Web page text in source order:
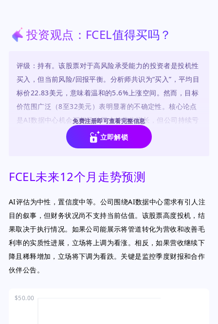
投资观点：FCEL值得买吗？
评级：持有。该股票对于高风险承受能力的投资者是投机性
买入，但当前风险/回报平衡。分析师共识为“买入”，平均目
标价22.83美元，意味着温和的5.6%上涨空间。然而，目标
价范围广泛（8至32美元）表明显著的不确定性。核心论点
是AI数据中心机会可能推动巨大的营收增长，但公司持续亏
损和稀释是主要担忧。
免费注册即可查看完整信息
立即解锁
FCEL未来12个月走势预测
AI评估为中性，置信度中等。公司围绕AI数据中心需求有引人注
目的叙事，但财务状况尚不支持当前估值。该股票高度投机，结
果取决于执行情况。如果公司能展示将管道转化为营收和改善毛
利率的实质性进展，立场将上调为看涨。相反，如果营收继续下
降且稀释增加，立场将下调为看跌。关键是监控季度财报和合作
伙伴公告。
$50.00